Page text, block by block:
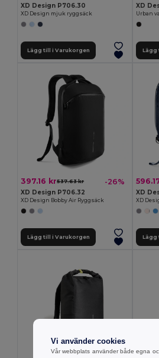
XD Design P706.30
XD Design mjuk ryggsäck
Lägg till i Varukorgen
XD
Urban
Lägg
397.16 kr537.63 kr -26%
XD Design P706.32
XD Design Bobby Air Ryggsäck
Lägg till i Varukorgen
XD
XD
Lägg
Vi använder cookies
Vår webbplats använder både egna